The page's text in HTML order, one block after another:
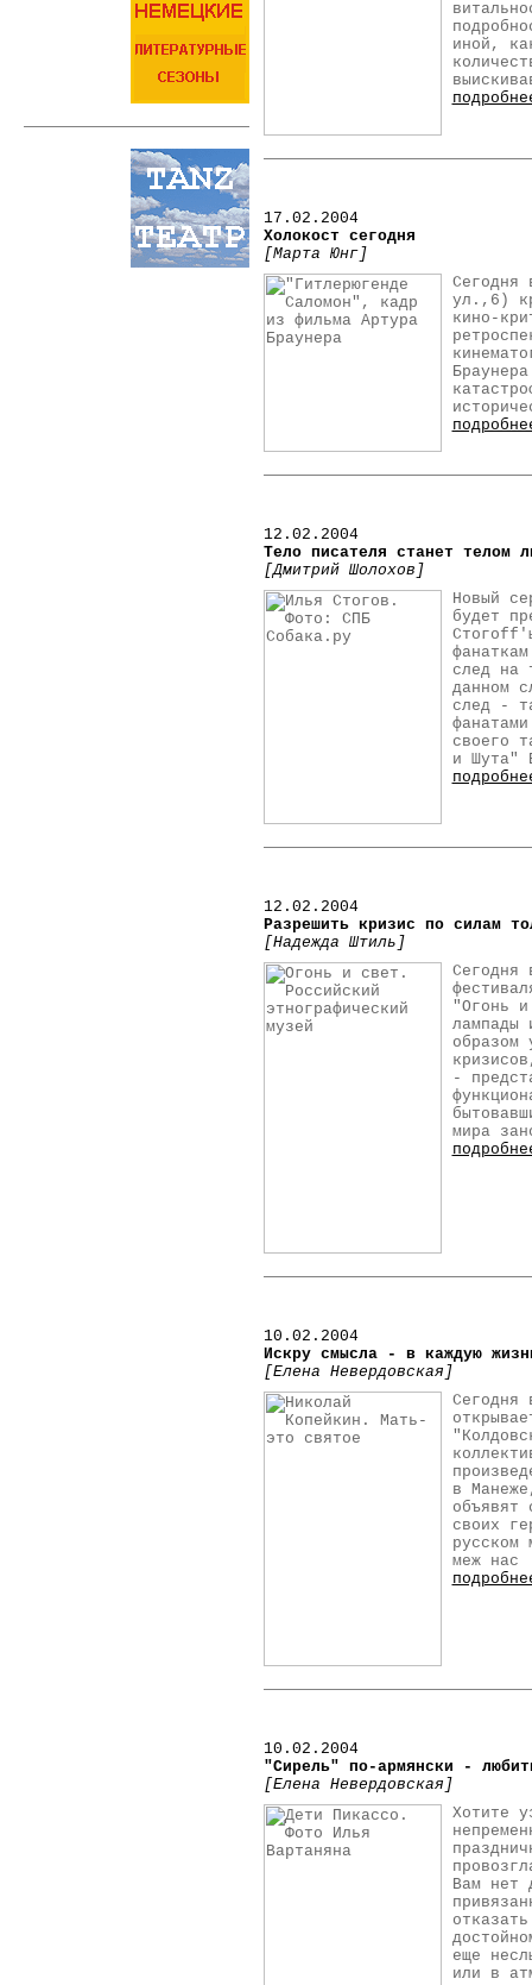
иной,
17.02.2004
Холокост сегодня
[Марта Юнг]
Сегодня
ул.,6)
кино-
12.02.2004
Тело писателя станет телом
[Дмитрий Шолохов]
Новый
будет
след на
данном
след -
своего
и Шута"
12.02.2004
Разрешить кризис по силам
[Надежда Штиль]
Сегодня
"Огонь
лампады
образом
-
мира
10 .02.2004
Искру смысла - в каждую
[Елена Невердовская]
Сегодня
в
объявят
своих
русском
меж нас
10 .02.2004
"Сирель" по-армянски -
[Елена Невердовская]
Хотите
Вам нет
еще
или в